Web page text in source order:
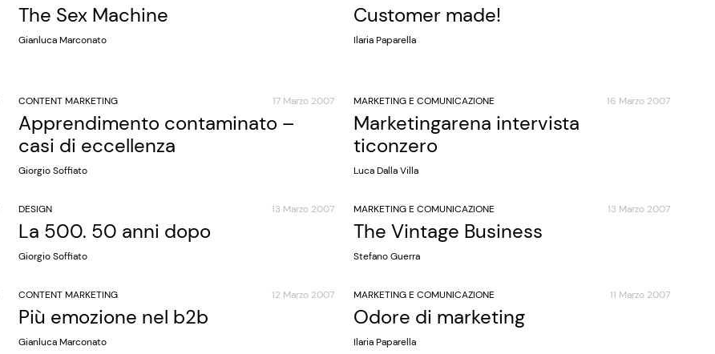
The Sex Machine
Gianluca Marconato
Customer made!
Ilaria Paparella
CONTENT MARKETING 17 Marzo 2007
Apprendimento contaminato –
casi di eccellenza
Giorgio Soffiato
MARKETING E COMUNICAZIONE 16 Marzo 2007
Marketingarena intervista
ticonzero
Luca Dalla Villa
DESIGN 13 Marzo 2007
La 500. 50 anni dopo
Giorgio Soffiato
MARKETING E COMUNICAZIONE 13 Marzo 2007
The Vintage Business
Stefano Guerra
CONTENT MARKETING 12 Marzo 2007
Più emozione nel b2b
Gianluca Marconato
MARKETING E COMUNICAZIONE 11 Marzo 2007
Odore di marketing
Ilaria Paparella